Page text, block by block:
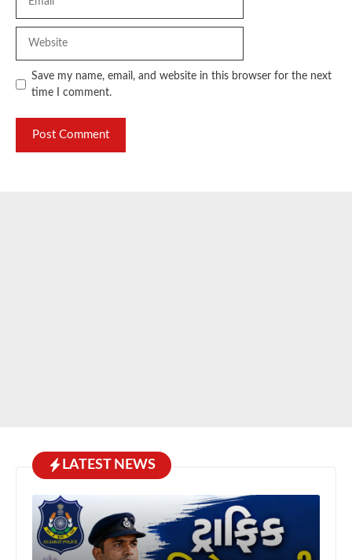
Save my name, email, and website in this browser for the next
time I comment.
LATEST NEWS